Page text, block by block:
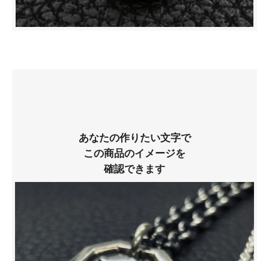
あなたの作りたい文字で
この商品のイメージを
確認できます